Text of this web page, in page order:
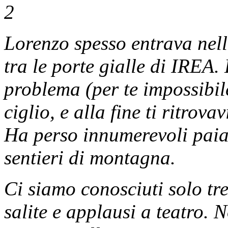
Lorenzo spesso entrava
tra le porte gialle di IREA.
problema (per te
ciglio, e alla fine ti
Ha perso innumerevoli
sentieri di montagna.
Ci siamo conosciuti solo
salite e applausi a teatro.